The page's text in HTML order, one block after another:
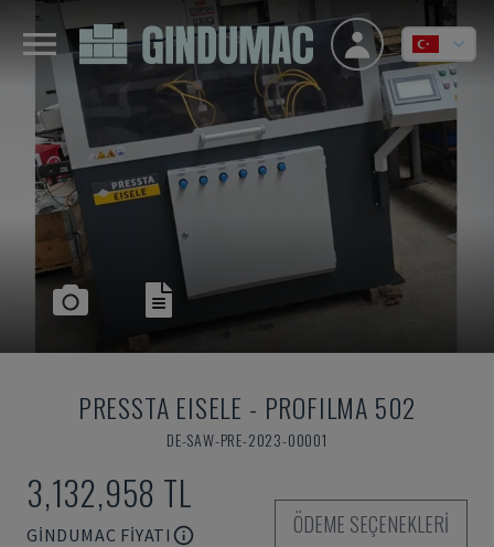
PRESSTA EISELE - PROFILMA 502
DE-SAW-PRE-2023-00001
3,132,958 TL
GINDUMAC FIYATI
ÖDEME SEÇENEKLERI